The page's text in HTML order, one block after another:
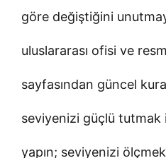
göre değiştiğini
uluslararası ofisi ve
sayfasından güncel
seviyenizi güçlü
yapın; seviyenizi